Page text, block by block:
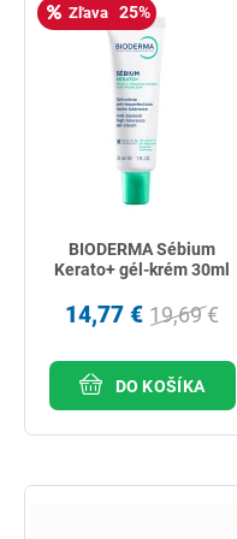
Zľava 25%
BIODERMA Sébium
Kerato+ gél-krém 30ml
14,77 € 19,69 €
DO KOŠÍKA